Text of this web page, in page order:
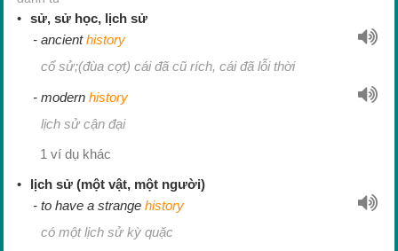
sử, sử học, lịch sử
ancienthistory
cổ sử;(đùa cợt) cái đã cũ rích, cái đã lỗi thời
modernhistory
lịch sử cận đại
1 ví dụ khác
lịch sử (một vật, một người)
to have a strangehistory
có một lịch sử kỳ quặc